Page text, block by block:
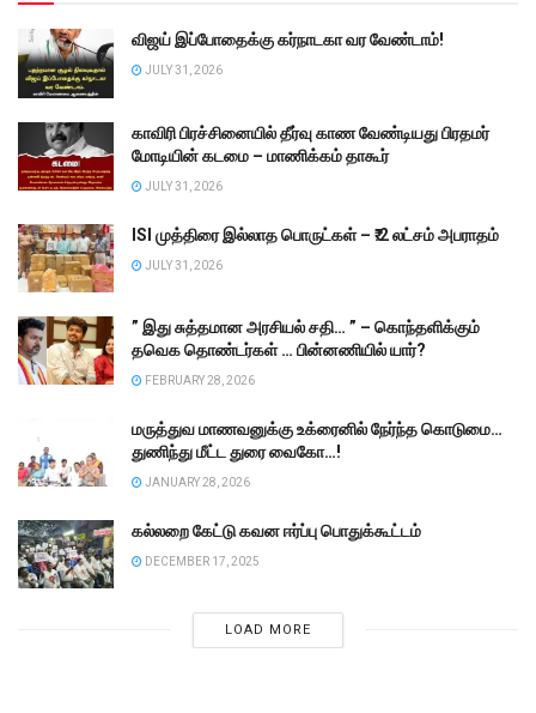
விஜய் இப்போதைக்கு கர்நாடகா வர வேண்டாம்!
JULY 31, 2026
காவிரி பிரச்சினையில் தீர்வு காண வேண்டியது பிரதமர்
மோடியின் கடமை – மாணிக்கம் தாகூர்
JULY 31, 2026
ISI முத்திரை இல்லாத பொருட்கள் – ₹.2 லட்சம் அபராதம்
JULY 31, 2026
” இது சுத்தமான அரசியல் சதி… ” – கொந்தளிக்கும்
தவெக தொண்டர்கள் … பின்னணியில் யார்?
FEBRUARY 28, 2026
மருத்துவ மாணவனுக்கு உக்ரைனில் நேர்ந்த கொடுமை…
துணிந்து மீட்ட துரை வைகோ…!
JANUARY 28, 2026
கல்லறை கேட்டு கவன ஈர்ப்பு பொதுக்கூட்டம்
DECEMBER 17, 2025
LOAD MORE